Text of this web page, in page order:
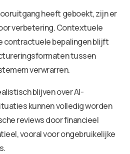
heeft geboekt, zijn er
verbetering. Contextuele
contractuele bepalingen blijft
tussen
verwrarren.
blijven over AI-
kunnen volledig worden
reviews door financieel
vooral voor ongebruikelijke